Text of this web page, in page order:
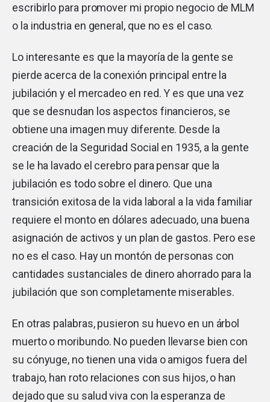
escribirlo para promover mi propio negocio de MLM
o la industria en general, que no es el caso.
Lo interesante es que la mayoría de la gente se
pierde acerca de la conexión principal entre la
jubilación y el mercadeo en red. Y es que una vez
que se desnudan los aspectos financieros, se
obtiene una imagen muy diferente. Desde la
creación de la Seguridad Social en 1935, a la gente
se le ha lavado el cerebro para pensar que la
jubilación es todo sobre el dinero. Que una
transición exitosa de la vida laboral a la vida familiar
requiere el monto en dólares adecuado, una buena
asignación de activos y un plan de gastos. Pero ese
no es el caso. Hay un montón de personas con
cantidades sustanciales de dinero ahorrado para la
jubilación que son completamente miserables.
En otras palabras, pusieron su huevo en un árbol
muerto o moribundo. No pueden llevarse bien con
su cónyuge, no tienen una vida o amigos fuera del
trabajo, han roto relaciones con sus hijos, o han
dejado que su salud viva con la esperanza de